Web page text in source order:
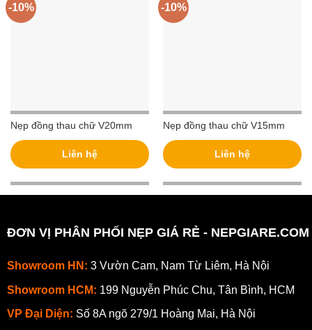
-10%
Nẹp đồng thau chữ V20mm
Liên hệ
-10%
Nẹp đồng thau chữ V15mm
Liên hệ
ĐƠN VỊ PHÂN PHỐI NẸP GIÁ RẺ - NEPGIARE.COM
Showroom HN: 3 Vườn Cam, Nam Từ Liêm, Hà Nội
Showroom HCM: 199 Nguyễn Phúc Chu, Tân Bình, HCM
VP Đại Diện: Số 8A ngõ 279/1 Hoàng Mai, Hà Nội